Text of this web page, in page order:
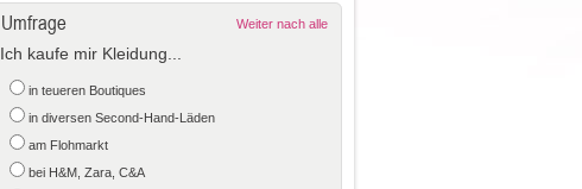
Umfrage Weiter nach alle
Ich kaufe mir Kleidung...
in teueren Boutiques
in diversen Second-Hand-Läden
am Flohmarkt
bei H&M, Zara, C&A